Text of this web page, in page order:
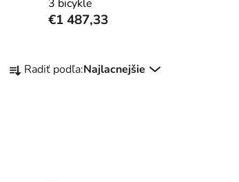
3 bicykle
€1 487,33
a Radiť podľa:Najlacnejšie